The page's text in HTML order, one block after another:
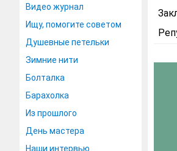
Видео журнал
Ищу, помогите советом
Душевные петельки
Зимние нити
Болталка
Барахолка
Из прошлого
День мастера
Наши интервью